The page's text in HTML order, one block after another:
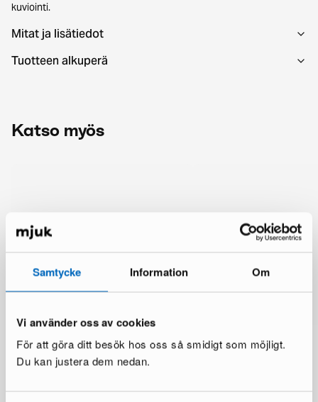
Samtycke Information Om
Vi använder oss av cookies
För att göra ditt besök hos oss så smidigt som möjligt.
Du kan justera dem nedan.
kuviointi.
Mitat ja lisätiedot
Tuotteen alkuperä
Katso myös